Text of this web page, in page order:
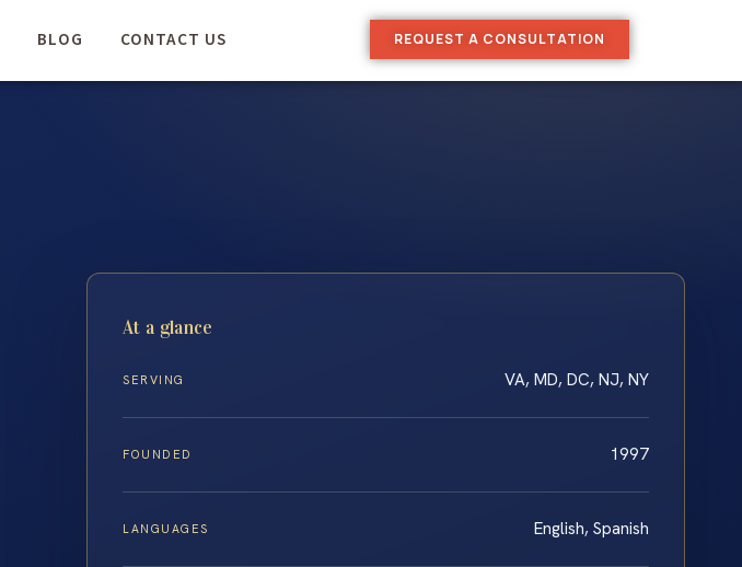
BLOG CONTACT US REQUEST A CONSULTATION
At a glance
SERVING VA, MD, DC, NJ, NY
FOUNDED 1997
LANGUAGES English, Spanish